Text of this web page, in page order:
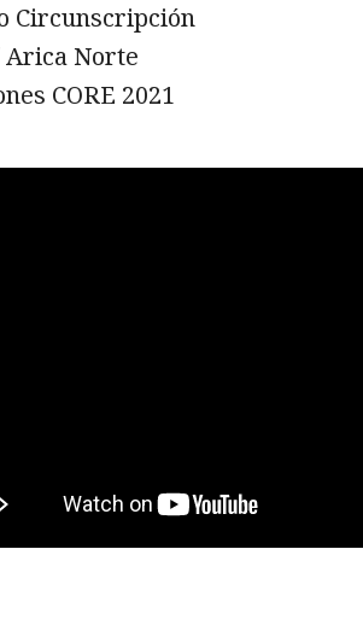
Circunscripción
Norte
CORE 2021